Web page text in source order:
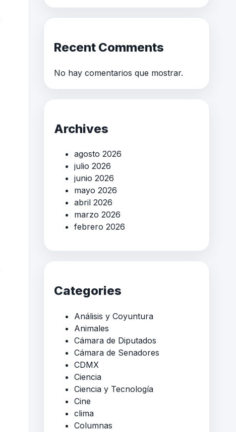
Recent Comments
No hay comentarios que mostrar.
Archives
agosto 2026
julio 2026
junio 2026
mayo 2026
abril 2026
marzo 2026
febrero 2026
Categories
Análisis y Coyuntura
Animales
Cámara de Diputados
Cámara de Senadores
CDMX
Ciencia
Ciencia y Tecnología
Cine
clima
Columnas